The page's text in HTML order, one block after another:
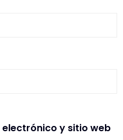
y sitio web